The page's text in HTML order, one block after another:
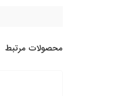
محصولات مرتبط